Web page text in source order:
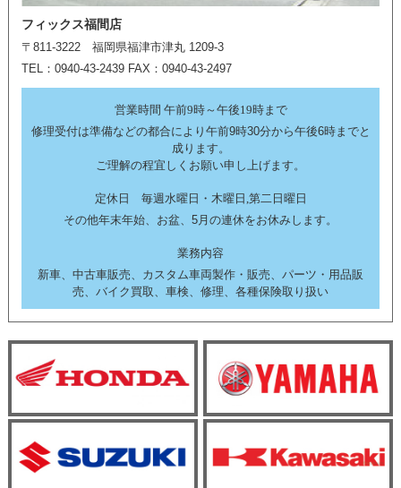
フィックス福間店
〒811-3222 福岡県福津市津丸 1209-3
TEL：0940-43-2439 FAX：0940-43-2497
営業時間 午前9時～午後19時まで
修理受付は準備などの都合により午前9時30分から午後6時までと
成ります。
ご理解の程宜しくお願い申し上げます。
定休日 毎週水曜日・木曜日,第二日曜日
その他年末年始、お盆、5月の連休をお休みします。
業務内容
新車、中古車販売、カスタム車両製作・販売、パーツ・用品販
売、バイク買取、車検、修理、各種保険取り扱い